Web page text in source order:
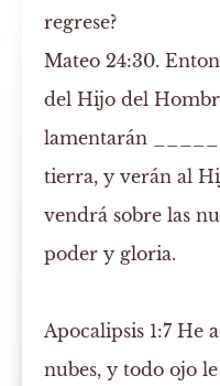
regrese?
Mateo 24:30.
del Hijo del
lamentarán
tierra, yverán al
vendrá sobre las
poder y gloria.
Apocalipsis 1:7 He
nubes, ytodo ojo